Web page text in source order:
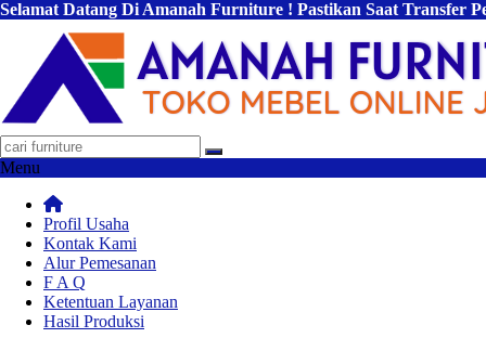
Selamat Datang Di Amanah Furniture ! Pastikan Saat Transfer
Menu
Profil Usaha
Kontak Kami
Alur Pemesanan
F A Q
Ketentuan Layanan
Hasil Produksi